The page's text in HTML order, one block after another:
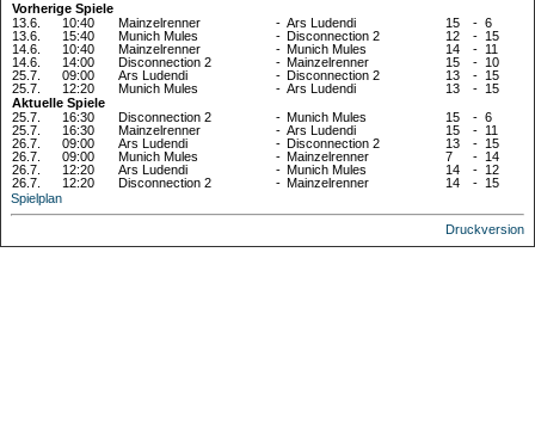
Vorherige Spiele
13.6.
10:40 Mainzelrenner - Ars Ludendi 15 - 6
13.6.
15:40 Munich Mules - Disconnection 2 12 - 15
14.6.
10:40 Mainzelrenner - Munich Mules 14 - 11
14.6.
14:00 Disconnection 2 - Mainzelrenner 15 - 10
25.7.
09:00 Ars Ludendi - Disconnection 2 13 - 15
25.7.
12:20 Munich Mules - Ars Ludendi 13 - 15
Aktuelle Spiele
25.7.
16:30 Disconnection 2 - Munich Mules 15 - 6
25.7.
16:30 Mainzelrenner - Ars Ludendi 15 - 11
26.7.
09:00 Ars Ludendi - Disconnection 2 13 - 15
26.7.
09:00 Munich Mules - Mainzelrenner 7 - 14
26.7.
12:20 Ars Ludendi - Munich Mules 14 - 12
26.7.
12:20 Disconnection 2 - Mainzelrenner 14 - 15
Spielplan
Druckversion